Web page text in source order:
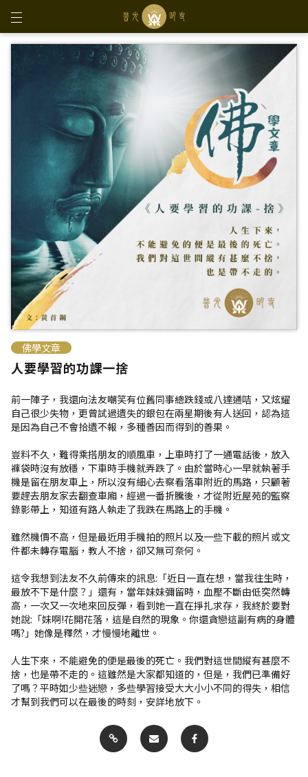
佛學文章
人要學習的功課一捨
前一陣子，我還向法友嘲笑有位舊同事總跌錢或八達通咭，又炫耀
自己很少失物，更曾試過遺失的銀包在兩星期後有人送回，認為這
是因為自己不會拾遺不報，多種善因而得到的善果。
豈料不久，難得乘搭朋友的順風車，上車時打了一通電話後，放入
褲袋時沒有放穩，下車時手機就弄跌了。由於當時心一早就執著手
機是留在朋友車上，所以沒有細心去察看落車附近的馬路，只顧著
要趕去朋友家去翻查車廂，經過一番折騰後，才從附近屋苑的監察
錄影帶上，知道有路人執走了我跌在馬路上的手機。
雖然機價不高，但是最近用手機拍的照片以及一些下載的照片或文
件都未轉存電腦，教人不捨，卻又無可奈何。
這令我想到法友不久前傳來的訊息:「近日一直在想，當我往生時，
最放不下是什麼？」還有，當年妹妹彌留時，血壓不斷由低突然轉
高，一次又一次地來回反彈，看到她一直在掙扎求存，我終於要對
她說:「妹啊!花開花落，這是自然的現象。你還貪戀這副有病的身體
嗎?」她像是釋然，才慢慢地離世。
人生下來，不能避免的便是最後的死亡。我們對這世間縱有甚麼不
捨，也是帶不走的。這雖然是大家都知道的，但是，我們已準備好
了嗎？平時如少些迷戀，多些學習接受大大小小不同的得失，相信
才幫到我們可以在最後的時刻，安詳地放下。